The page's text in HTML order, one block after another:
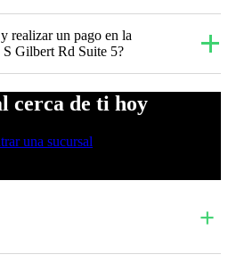
realizar un pago en la
Gilbert Rd Suite 5?
cerca de ti hoy
una sucursal